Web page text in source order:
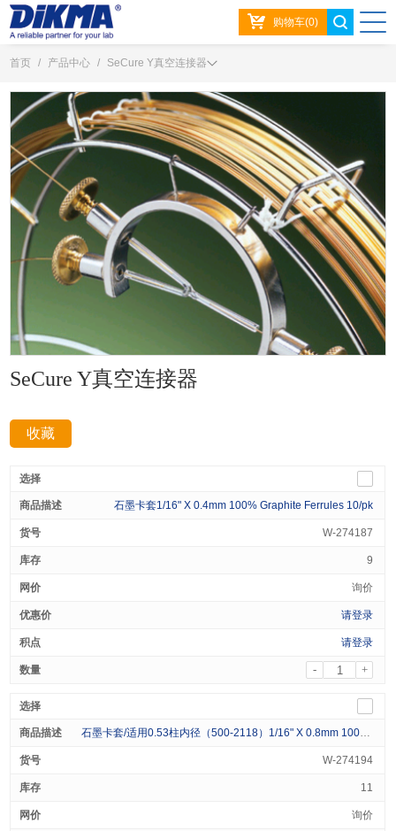
购物车(0)
首页 / 产品中心 / SeCure Y真空连接器
SeCure Y真空连接器
收藏
石墨卡套1/16" X 0.4mm 100% Graphite Ferrules 10/pk
W-274187
9
询价
请登录
请登录
- +
石墨卡套/适用0.53柱内径（500-2118）1/16" X 0.8mm 100% Graphite Ferrules 10/pk
W-274194
11
询价